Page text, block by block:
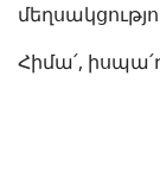
Հիմա՛,